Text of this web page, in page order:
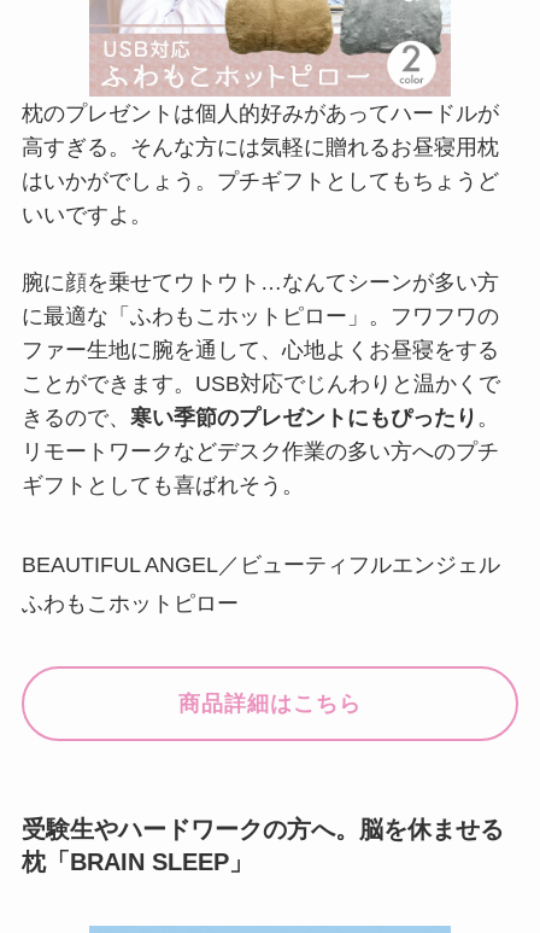
枕のプレゼントは個人的好みがあってハードルが
高すぎる。そんな方には気軽に贈れるお昼寝用枕
はいかがでしょう。プチギフトとしてもちょうど
いいですよ。
腕に顔を乗せてウトウト…なんてシーンが多い方
に最適な「ふわもこホットピロー」。フワフワの
ファー生地に腕を通して、心地よくお昼寝をする
ことができます。USB対応でじんわりと温かくで
きるので、 寒い季節のプレゼントにもぴったり 。
リモートワークなどデスク作業の多い方へのプチ
ギフトとしても喜ばれそう。
BEAUTIFUL ANGEL／ビューティフルエンジェル
ふわもこホットピロー
商品詳細はこちら
受験生やハードワークの方へ。脳を休ませる
枕「BRAIN SLEEP」